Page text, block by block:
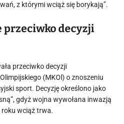
z którymi wciąż się borykają”.
decyzji
przeciwko decyzji
(MKOl) o znoszeniu
sport. Decyzję określono jako
gdyż wojna wywołana inwazją
roku wciąż trwa.